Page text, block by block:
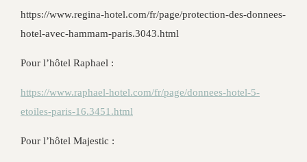
https://www.regina-hotel.com/fr/page/protection-des-donnees-
hotel-avec-hammam-paris.3043.html
Pour l’hôtel Raphael :
https://www.raphael-hotel.com/fr/page/donnees-hotel-5-
etoiles-paris-16.3451.html
Pour l’hôtel Majestic :